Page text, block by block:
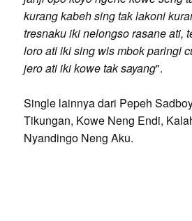
kurang kabeh sing tak lakoni
tresnaku iki nelongso rasane ati,
loro ati iki sing wis mbok paringi
jero ati iki kowe tak sayang".
Single lainnya dari Pepeh
Tikungan, Kowe Neng Endi,
Nyandingo Neng Aku.